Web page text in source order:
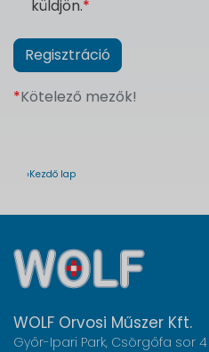
küldjön.*
*Kötelező mezők!
›Kezdő lap
WOLF Orvosi Műszer Kft.
Győr-Ipari Park, Csörgőfa sor 4